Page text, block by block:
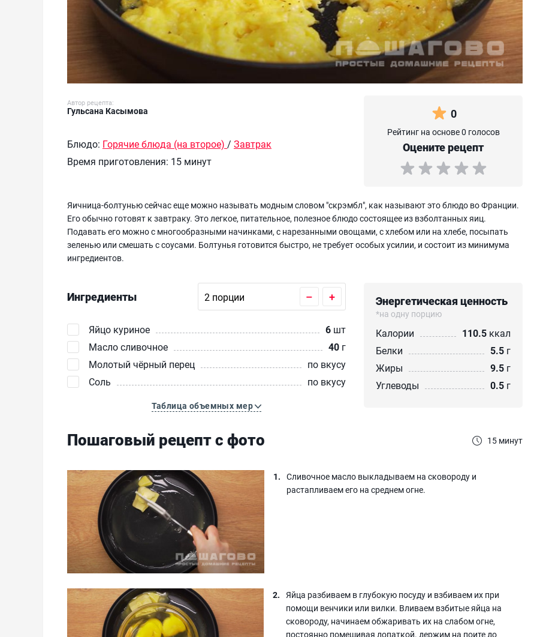
Автор рецепта:
Гульсана Касымова
Блюдо: Горячие блюда (на второе) / Завтрак
Время приготовления: 15 минут
0
Рейтинг на основе 0 голосов
Оцените рецепт
Яичница-болтунью сейчас еще можно называть модным словом "скрэмбл", как называют это блюдо во Франции.
Его обычно готовят к завтраку. Это легкое, питательное, полезное блюдо состоящее из взболтанных яиц.
Подавать его можно с многообразными начинками, с нарезанными овощами, с хлебом или на хлебе, посыпать
зеленью или смешать с соусами. Болтунья готовится быстро, не требует особых усилии, и состоит из минимума
ингредиентов.
Ингредиенты – +
Яйцо куриное 6 шт
Масло сливочное
40 г
Молотый чёрный перец
по вкусу
Соль
по вкусу
Таблица объемных мер
Энергетическая ценность
*на одну порцию
Калории 110.5 ккал
Белки
5.5 г
Жиры
9.5 г
Углеводы
0.5 г
Пошаговый рецепт с фото 15 минут
Сливочное масло выкладываем на сковороду и
растапливаем его на среднем огне.
Яйца разбиваем в глубокую посуду и взбиваем их при
помощи венчики или вилки. Вливаем взбитые яйца на
сковороду, начинаем обжаривать их на слабом огне,
постоянно помешивая лопаткой. держим на поите до